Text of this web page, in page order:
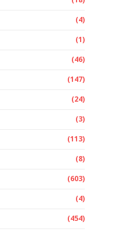
(4)
(1)
(46)
(147)
(24)
(3)
(113)
(8)
(603)
(4)
(454)